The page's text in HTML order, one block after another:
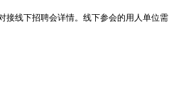
接线下招聘会详情。线下参会的用人单位需